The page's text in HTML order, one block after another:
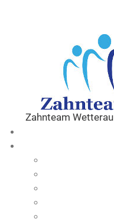
Zahnteam Wetterau